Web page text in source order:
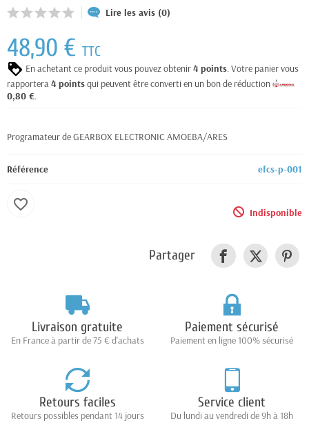
Lire les avis (0)
48,90 € TTC
En achetant ce produit vous pouvez obtenir4 points. Votre panier vous
rapportera4 pointsqui peuvent être converti en un bon de réduction de
0,80 €.
Programateur de GEARBOX ELECTRONIC AMOEBA/ARES
Référence efcs-p-001
Indisponible
favorite_border
Partager
Livraison gratuite
En France à partir de 75 € d'achats
Paiement sécurisé
Paiement en ligne 100% sécurisé
Retours faciles
Retours possibles pendant 14 jours
Service client
Du lundi au vendredi de 9h à 18h